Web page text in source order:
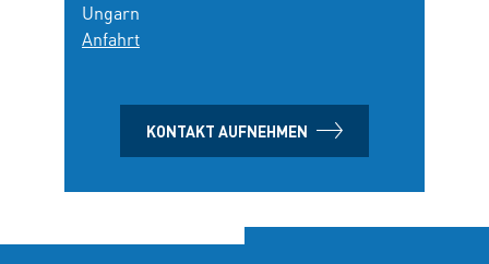
Ungarn
Anfahrt
KONTAKT AUFNEHMEN